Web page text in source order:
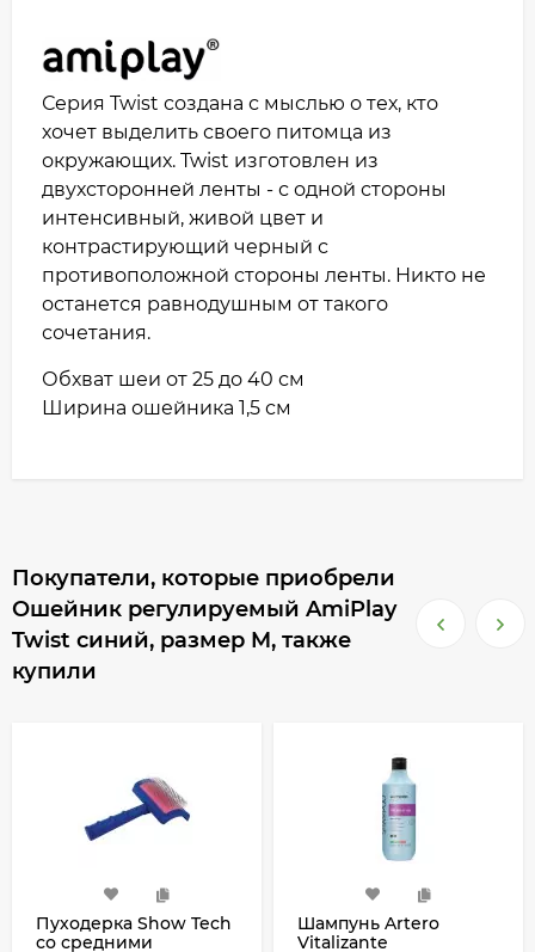
Серия Twist создана с мыслью о тех, кто
хочет выделить своего питомца из
окружающих. Twist изготовлен из
двухсторонней ленты - с одной стороны
интенсивный, живой цвет и
контрастирующий черный с
противоположной стороны ленты. Никто не
останется равнодушным от такого
сочетания.
Обхват шеи от 25 до 40 см
Ширина ошейника 1,5 см
Покупатели, которые приобрели
Ошейник регулируемый AmiPlay
Twist синий, размер M, также
купили
Пуходерка Show Tech
со средними
Шампунь Artero
Vitalizante